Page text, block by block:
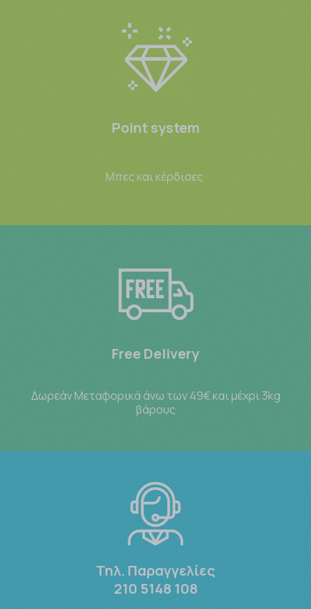
Point system
Μπες και κέρδισες
Free Delivery
Δωρεάν Μεταφορικά άνω των 49€ και μέχρι 3kg
βάρους
Τηλ. Παραγγελίες
210 5148 108